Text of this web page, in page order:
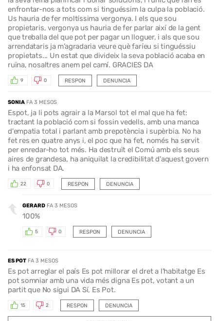
enfrontar-nos a tots com si tinguéssim la culpa la població.
Us hauria de fer moltíssima vergonya. I els que sou
propietaris, vergonya us hauria de fer parlar així de la gent
que treballa del que pot per pagar un lloguer, i als que sou
arrendataris ja m’agradaria veure què faríeu si tinguéssiu
propietats... Un estat que divideix la seva població acaba en
ruïna, nosaltres anem pel camí. GRACIES DA
RESPON
9 0 DENUNCIA
SONIA FA 3 MESOS
Espot, ja li pots agrair a la Marsol tot el mal que ha fet:
tractant la població com si fossin vedells, amb una manca
d'empatia total i parlant amb prepotència i supèrbia. No ha
fet res en quatre anys i, el poc que ha fet, només ha servit
per enredar-ho tot més. Ha destruït el Comú amb els seus
aires de grandesa, ha aniquilat la credibilitat d'aquest govern
i ha enfonsat DA.
RESPON
22 0 DENUNCIA
GERARD FA 3 MESOS
100%
RESPON
5 0 DENUNCIA
ES POT FA 3 MESOS
Es pot arreglar el país Es pot millorar el dret a l'habitatge Es
pot somniar amb una vida més digna Es pot, votant a un
partit que No sigui DA Sí, Es Pot.
RESPON
15 2 DENUNCIA